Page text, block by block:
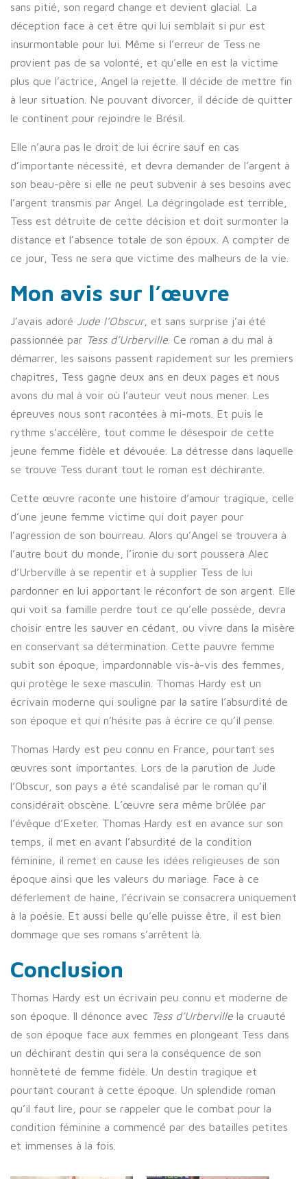
sans pitié, son regard change et devient glacial. La
déception face à cet être qui lui semblait si pur est
insurmontable pour lui. Même si l’erreur de Tess ne
provient pas de sa volonté, et qu’elle en est la victime
plus que l’actrice, Angel la rejette. Il décide de mettre fin
à leur situation. Ne pouvant divorcer, il décide de quitter
le continent pour rejoindre le Brésil.
Elle n’aura pas le droit de lui écrire sauf en cas
d’importante nécessité, et devra demander de l’argent à
son beau-père si elle ne peut subvenir à ses besoins avec
l’argent transmis par Angel. La dégringolade est terrible,
Tess est détruite de cette décision et doit surmonter la
distance et l’absence totale de son époux. A compter de
ce jour, Tess ne sera que victime des malheurs de la vie.
Mon avis sur l’œuvre
J’avais adoré Jude l’Obscur, et sans surprise j’ai été
passionnée par Tess d’Urberville . Ce roman a du mal à
démarrer, les saisons passent rapidement sur les premiers
chapitres, Tess gagne deux ans en deux pages et nous
avons du mal à voir où l’auteur veut nous mener. Les
épreuves nous sont racontées à mi-mots. Et puis le
rythme s’accélère, tout comme le désespoir de cette
jeune femme fidèle et dévouée. La détresse dans laquelle
se trouve Tess durant tout le roman est déchirante.
Cette œuvre raconte une histoire d’amour tragique, celle
d’une jeune femme victime qui doit payer pour
l’agression de son bourreau. Alors qu’Angel se trouvera à
l’autre bout du monde, l’ironie du sort poussera Alec
d’Urberville à se repentir et à supplier Tess de lui
pardonner en lui apportant le réconfort de son argent. Elle
qui voit sa famille perdre tout ce qu’elle possède, devra
choisir entre les sauver en cédant, ou vivre dans la misère
en conservant sa détermination. Cette pauvre femme
subit son époque, impardonnable vis-à-vis des femmes,
qui protège le sexe masculin. Thomas Hardy est un
écrivain moderne qui souligne par la satire l’absurdité de
son époque et qui n’hésite pas à écrire ce qu’il pense.
Thomas Hardy est peu connu en France, pourtant ses
œuvres sont importantes. Lors de la parution de Jude
l’Obscur, son pays a été scandalisé par le roman qu’il
considérait obscène. L’œuvre sera même brûlée par
l’évêque d’Exeter. Thomas Hardy est en avance sur son
temps, il met en avant l’absurdité de la condition
féminine, il remet en cause les idées religieuses de son
époque ainsi que les valeurs du mariage. Face à ce
déferlement de haine, l’écrivain se consacrera uniquement
à la poésie. Et aussi belle qu’elle puisse être, il est bien
dommage que ses romans s’arrêtent là.
Conclusion
Thomas Hardy est un écrivain peu connu et moderne de
son époque. Il dénonce avec Tess d’Urberville la cruauté
de son époque face aux femmes en plongeant Tess dans
un déchirant destin qui sera la conséquence de son
honnêteté de femme fidèle. Un destin tragique et
pourtant courant à cette époque. Un splendide roman
qu’il faut lire, pour se rappeler que le combat pour la
condition féminine a commencé par des batailles petites
et immenses à la fois.